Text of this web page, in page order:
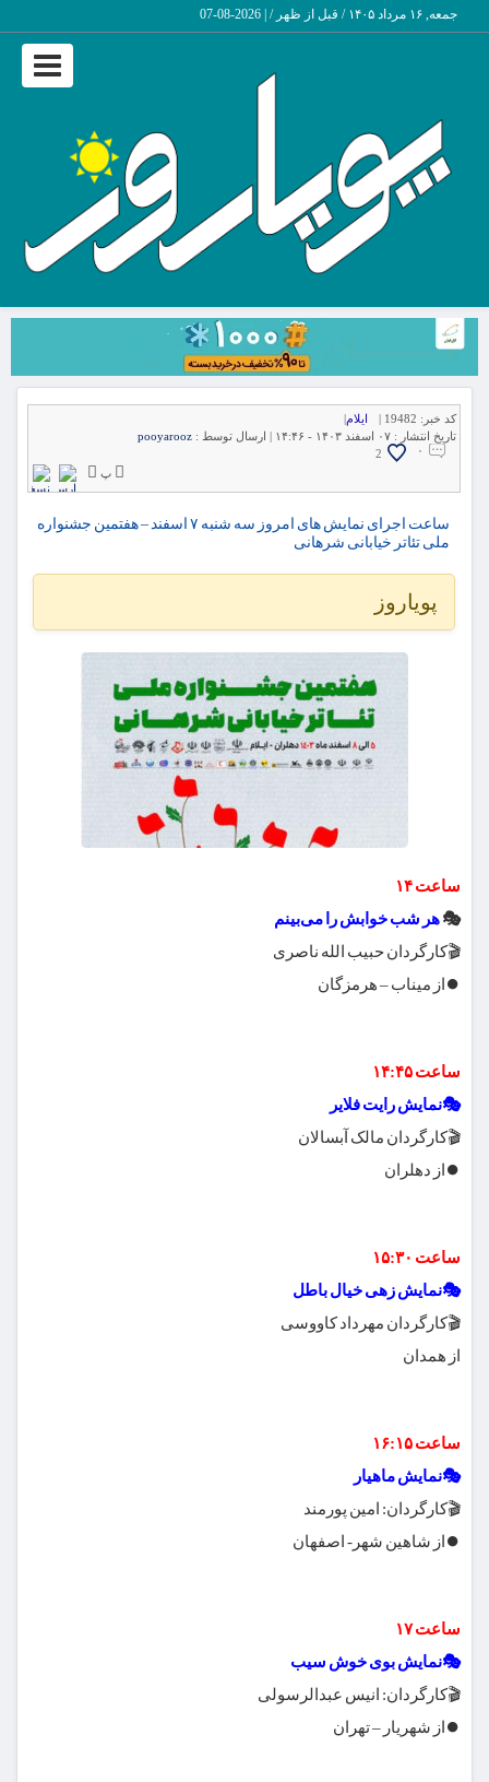
جمعه, ۱۶ مرداد ۱۴۰۵ / قبل از ظهر / 2026-08-07
Toggle
کد خبر: 19482 | ایلام
تاریخ انتشار : ۰۷ اسفند ۱۴۰۳ - ۱۴:۴۶ | ارسال توسط : pooyarooz
۰
2
پ
ساعت اجرای نمایش های امروز سه شنبه ۷ اسفند – هفتمین جشنواره
ملی تئاتر خیابانی شرهانی
پویاروز
ساعت ۱۴
🎭هر شب خوابش را می‌بینم
🎬کارگردان حبیب الله ناصری
⏺از میناب – هرمزگان
ساعت ۱۴:۴۵
🎭نمایش رایت فلایر
🎬کارگردان مالک آبسالان
⏺از دهلران
ساعت ۱۵:۳۰
🎭نمایش زهی خیال باطل
🎬کارگردان مهرداد کاووسی
از همدان
ساعت ۱۶:۱۵
🎭نمایش ماهیار
🎬کارگردان: امین پورمند
⏺از شاهین شهر- اصفهان
ساعت ۱۷
🎭نمایش بوی خوش سیب
🎬کارگردان: انیس عبدالرسولی
⏺از شهریار – تهران